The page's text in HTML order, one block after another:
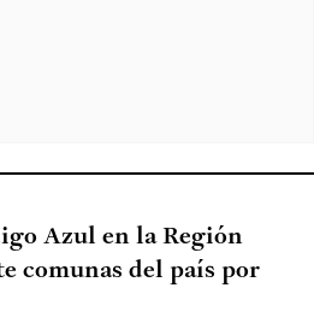
Azul en la Región
comunas del país por